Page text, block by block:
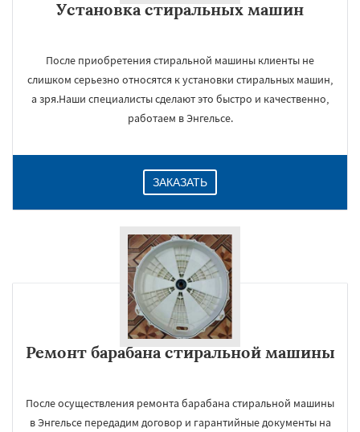
Установка стиральных машин
После приобретения стиральной машины клиенты не
слишком серьезно относятся к установки стиральных машин,
а зря.Наши специалисты сделают это быстро и качественно,
работаем в Энгельсе.
ЗАКАЗАТЬ
Ремонт барабана стиральной машины
После осуществления ремонта барабана стиральной машины
в Энгельсе передадим договор и гарантийные документы на